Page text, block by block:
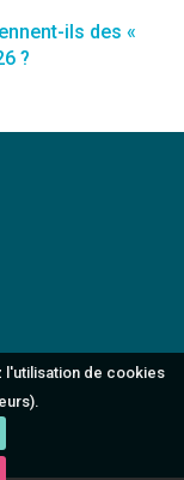
l'utilisation de cookies
ils des «
?